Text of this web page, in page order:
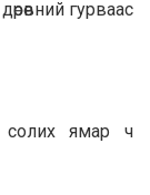
гypвaac
coлиx ямap ч